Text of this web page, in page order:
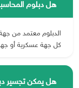
هل دبلوم
الدبلوم معتمد من
كل جهة عسكرية أو
هل يمكن تجسير